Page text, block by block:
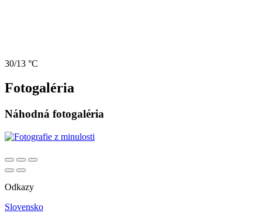
30/13 °C
Fotogaléria
Náhodná fotogaléria
Odkazy
Slovensko